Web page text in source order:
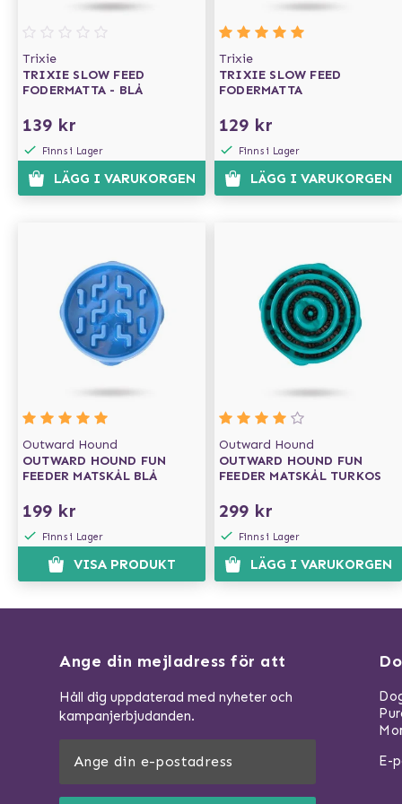
Trixie
TRIXIE SLOW FEED
FODERMATTA - BLÅ
139 kr
Finns i Lager
LÄGG I VARUKORGEN
Trixie
TRIXIE SLOW FEED
FODERMATTA
129 kr
Finns i Lager
LÄGG I VARUKORGEN
Outward Hound
OUTWARD HOUND FUN
FEEDER MATSKÅL BLÅ
199 kr
Finns i Lager
VISA PRODUKT
Outward Hound
OUTWARD HOUND FUN
FEEDER MATSKÅL TURKOS
299 kr
Finns i Lager
LÄGG I VARUKORGEN
Ange din mejladress för att
Håll dig uppdaterad med nyheter och
kampanjerbjudanden.
E-